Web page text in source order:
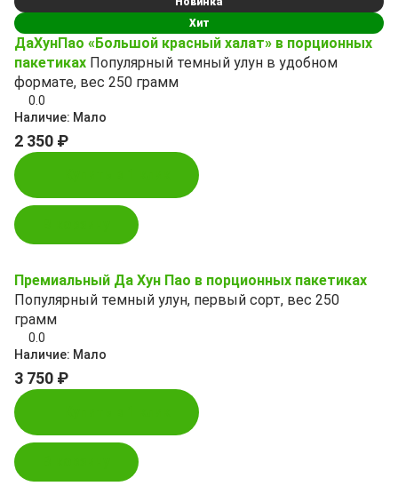
Хит
ДаХунПао «Большой красный халат» в порционных
пакетиках Популярный темный улун в удобном
формате, вес 250 грамм
0.0
Наличие: Мало
2 350 ₽
Премиальный Да Хун Пао в порционных пакетиках
Популярный темный улун, первый сорт, вес 250
грамм
0.0
Наличие: Мало
3 750 ₽